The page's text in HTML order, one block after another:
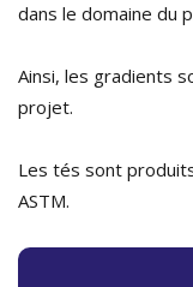
dans le domaine du
Ainsi, les gradients
projet.
Les tés sont
ASTM.